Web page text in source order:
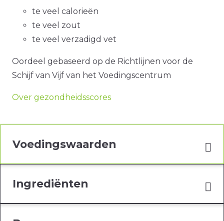
te veel calorieën
te veel zout
te veel verzadigd vet
Oordeel gebaseerd op de Richtlijnen voor de
Schijf van Vijf van het Voedingscentrum
Over gezondheidsscores
Voedingswaarden
Ingrediënten